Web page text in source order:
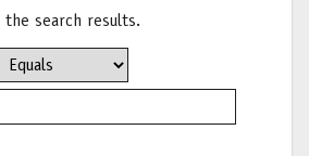
search results.